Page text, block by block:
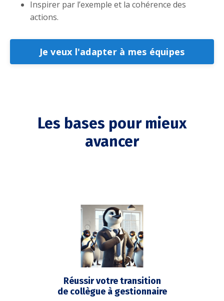
Inspirer par l’exemple et la cohérence des
actions.
Je veux l'adapter à mes équipes
Les bases pour mieux
avancer
Réussir votre transition
de collègue à gestionnaire